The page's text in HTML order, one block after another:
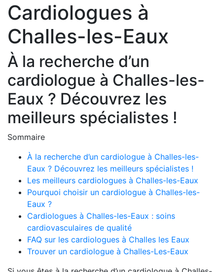
Cardiologues à
Challes-les-Eaux
À la recherche d’un
cardiologue à Challes-les-
Eaux ? Découvrez les
meilleurs spécialistes !
Sommaire
À la recherche d’un cardiologue à Challes-les-
Eaux ? Découvrez les meilleurs spécialistes !
Les meilleurs cardiologues à Challes-les-Eaux
Pourquoi choisir un cardiologue à Challes-les-
Eaux ?
Cardiologues à Challes-les-Eaux : soins
cardiovasculaires de qualité
FAQ sur les cardiologues à Challes les Eaux
Trouver un cardiologue à Challes-Les-Eaux